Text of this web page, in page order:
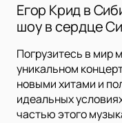
Егор Крид в
шоу в сердце
Погрузитесь в мир
уникальном
новыми хитами и
идеальных
частью этого